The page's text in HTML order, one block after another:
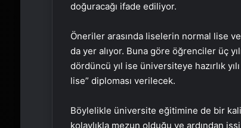
doğuracağı ifade ediliyor.
Öneriler arasında liselerin normal lise
da yer alıyor. Buna göre öğrenciler üç
dördüncü yıl ise üniversiteye hazırlık
lise” diploması verilecek.
Böylelikle üniversite eğitimine de bir
kolaylıkla mezun olduğu ve ardından